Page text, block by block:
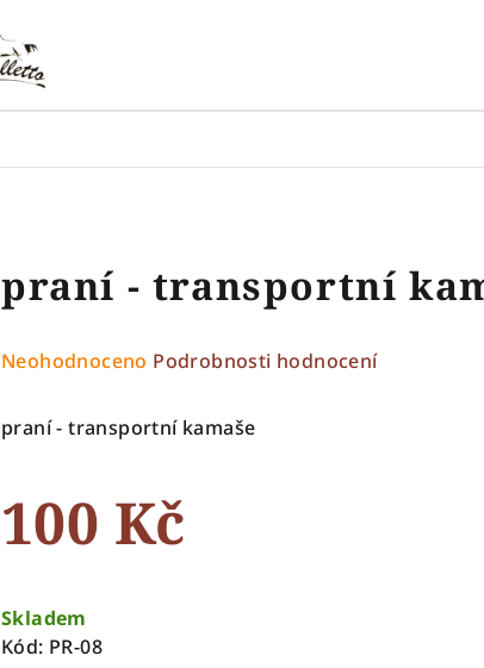
praní - transportní
Průměrné
produktu
je
z
Neohodnoceno Podrobnosti hodnocení
praní - transportní kamaše
100 Kč
cena:
Skladem
Kód: PR-08